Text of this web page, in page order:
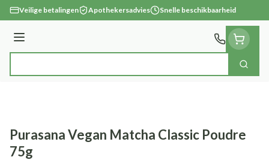
Ga naar de inhoud
Veilige betalingen Apothekersadvies Snelle beschikbaarheid
Menu
Zoek
Purasana Vegan Matcha Classic Poudre
75g